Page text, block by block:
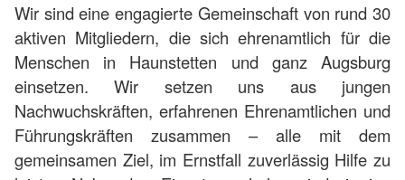
Wir sind eine engagierte Gemeinschaft von rund 30
aktiven Mitgliedern, die sich ehrenamtlich für die
Menschen in Haunstetten und ganz Augsburg
einsetzen. Wir setzen uns aus jungen
Nachwuchskräften, erfahrenen Ehrenamtlichen und
Führungskräften zusammen – alle mit dem
gemeinsamen Ziel, im Ernstfall zuverlässig Hilfe zu